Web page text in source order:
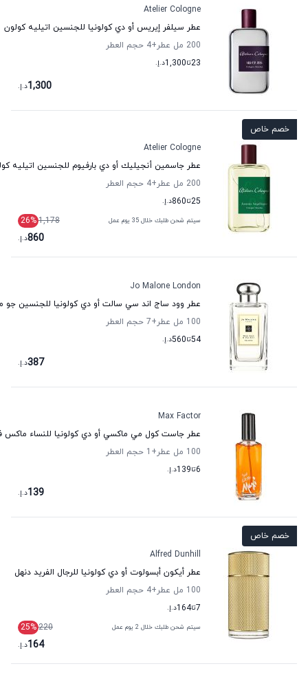
Atelier Cologne
عطر سيلفر إيريس أو دي كولونيا للجنسين اتيليه كولون
200 مل عطر
+4
حجم العطر
23تا1,300د.إ.
1,300د.إ.
خصم خاص
Atelier Cologne
عطر جاسمين أنجيليك أو دي بارفيوم للجنسين اتيليه
200 مل عطر
+4
حجم العطر
25تا860د.إ.
سيتم شحن طلبك خلال 35 يوم عمل 1,178
26%
860د.إ.
Jo Malone London
عطر وود ساج اند سي سالت أو دي كولونيا للجنسين جو
100 مل عطر
+7
حجم العطر
54تا560د.إ.
387د.إ.
Max Factor
عطر جاست كول مي ماكسي أو دي كولونيا للنساء ماكس
100 مل عطر
+1
حجم العطر
6تا139د.إ.
139د.إ.
خصم خاص
Alfred Dunhill
عطر أيكون أبسولوت أو دي كولونيا للرجال الفريد دنهل
100 مل عطر
+4
حجم العطر
7تا164د.إ.
سيتم شحن طلبك خلال 2 يوم عمل 220
25%
164د.إ.